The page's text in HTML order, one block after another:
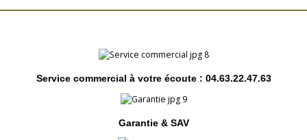
Service commercial à votre écoute : 04.63.22.47.63
Garantie & SAV